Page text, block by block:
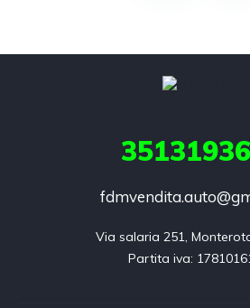
Via salaria 251,